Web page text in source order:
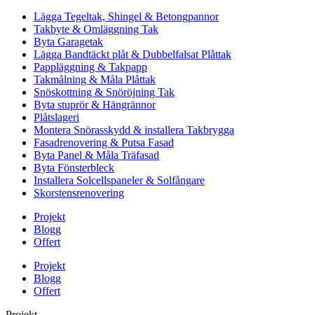
Lägga Tegeltak, Shingel & Betongpannor
Takbyte & Omläggning Tak
Byta Garagetak
Lägga Bandtäckt plåt & Dubbelfalsat Plåttak
Pappläggning & Takpapp
Takmålning & Måla Plåttak
Snöskottning & Snöröjning Tak
Byta stuprör & Hängrännor
Plåtslageri
Montera Snörasskydd & installera Takbrygga
Fasadrenovering & Putsa Fasad
Byta Panel & Måla Träfasad
Byta Fönsterbleck
Installera Solcellspaneler & Solfångare
Skorstensrenovering
Projekt
Blogg
Offert
Projekt
Blogg
Offert